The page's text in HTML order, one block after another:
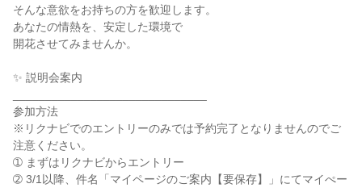
そんな意欲をお持ちの方を歓迎します。
あなたの情熱を、安定した環境で
開花させてみませんか。
✨ 説明会案内
参加方法
※リクナビでのエントリーのみでは予約完了となりませんのでご
注意ください。
➀ まずはリクナビからエントリー
➁ 3/1以降、件名「マイページのご案内【要保存】」にてマイぺー